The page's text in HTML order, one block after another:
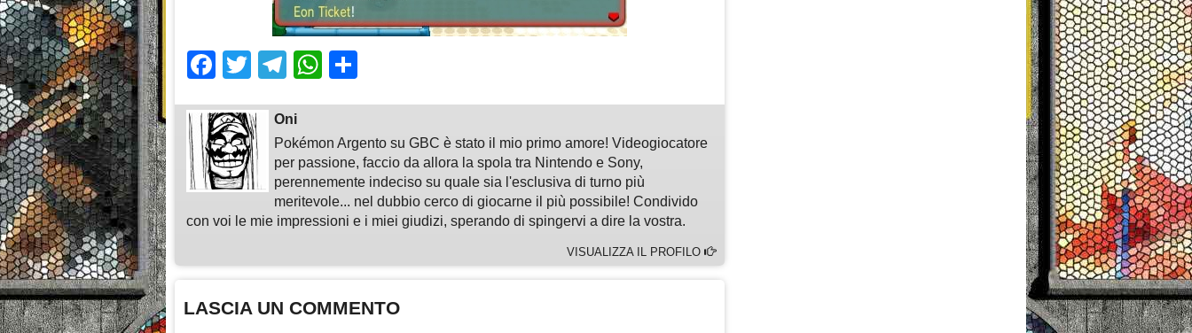
Facebook
TwitterTelegram
WhatsApp
Oni
Pokémon Argento su GBC è stato il mio primo amore! Videogiocatore
per passione, faccio da allora la spola tra Nintendo e Sony,
perennemente indeciso su quale sia l'esclusiva di turno più
meritevole... nel dubbio cerco di giocarne il più possibile! Condivido
con voi le mie impressioni e i miei giudizi, sperando di spingervi a dire la vostra.
VISUALIZZA IL PROFILO
LASCIA UN COMMENTO